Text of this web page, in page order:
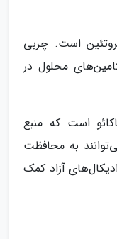
است. چربی
محلول در
است که منبع
به محافظت
آزاد کمک